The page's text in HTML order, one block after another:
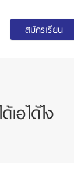
สมัครเรียน
อได้ไง